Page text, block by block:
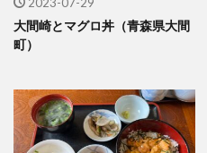
大間崎とマグロ丼（青森県大間
町）